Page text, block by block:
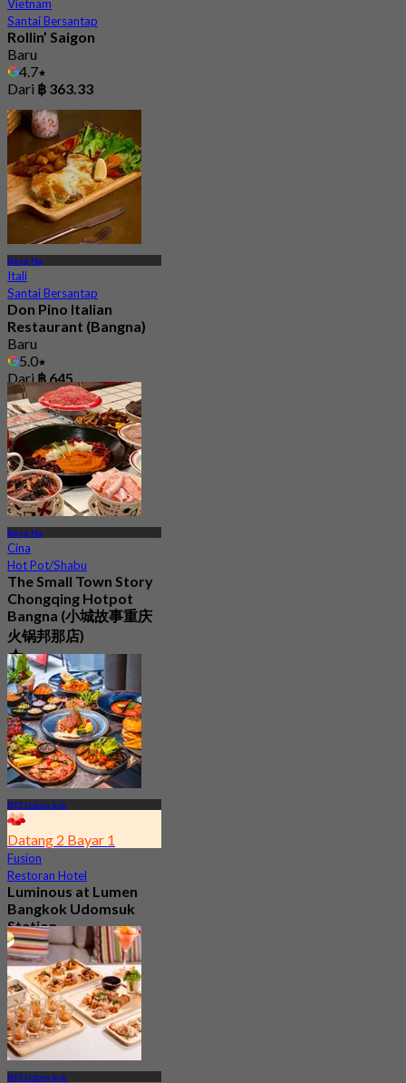
Vietnam
Santai Bersantap
Rollin’ Saigon
Baru
4.7
Dari ฿ 363.33
Bang Na
Itali
Santai Bersantap
Don Pino Italian
Restaurant (Bangna)
Baru
5.0
Dari ฿ 645
Bang Na
Cina
Hot Pot/Shabu
The Small Town Story
Chongqing Hotpot
Bangna (小城故事重庆
火锅邦那店)
4.0
37 ditempah
Dari฿ 797
BTS Udom Suk
Datang 2 Bayar 1
Fusion
Restoran Hotel
Luminous at Lumen
Bangkok Udomsuk
Station
5.0
46 ditempah
Dari฿ 295
BTS Udom Suk